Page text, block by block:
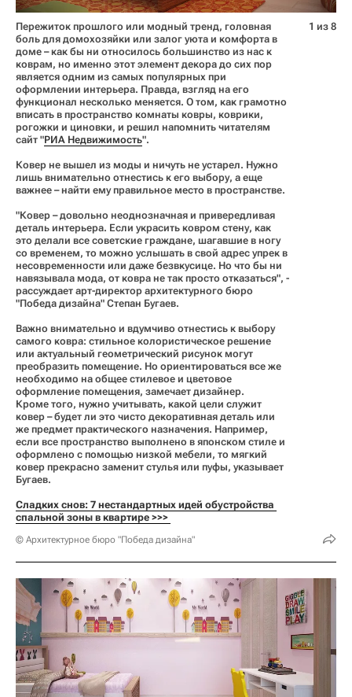
Пережиток прошлого или модный тренд, головная
боль для домохозяйки или залог уюта и комфорта в
доме – как бы ни относилось большинство из нас к
коврам, но именно этот элемент декора до сих пор
является одним из самых популярных при
оформлении интерьера. Правда, взгляд на его
функционал несколько меняется. О том, как грамотно
вписать в пространство комнаты ковры, коврики,
рогожки и циновки, и решил напомнить читателям
сайт "РИА Недвижимость".
Ковер не вышел из моды и ничуть не устарел. Нужно
лишь внимательно отнестись к его выбору, а еще
важнее – найти ему правильное место в пространстве.
"Ковер – довольно неоднозначная и привередливая
деталь интерьера. Если украсить ковром стену, как
это делали все советские граждане, шагавшие в ногу
со временем, то можно услышать в свой адрес упрек в
несовременности или даже безвкусице. Но что бы ни
навязывала мода, от ковра не так просто отказаться", -
рассуждает арт-директор архитектурного бюро
"Победа дизайна" Степан Бугаев.
Важно внимательно и вдумчиво отнестись к выбору
самого ковра: стильное колористическое решение
или актуальный геометрический рисунок могут
преобразить помещение. Но ориентироваться все же
необходимо на общее стилевое и цветовое
оформление помещения, замечает дизайнер.
Кроме того, нужно учитывать, какой цели служит
ковер – будет ли это чисто декоративная деталь или
же предмет практического назначения. Например,
если все пространство выполнено в японском стиле и
оформлено с помощью низкой мебели, то мягкий
ковер прекрасно заменит стулья или пуфы, указывает
Бугаев.
Сладких снов: 7 нестандартных идей обустройства
спальной зоны в квартире >>>
© Архитектурное бюро "Победа дизайна"
1 из 8